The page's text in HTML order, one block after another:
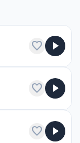
favorite play_arrow
favorite play_arrow
favorite play_arrow